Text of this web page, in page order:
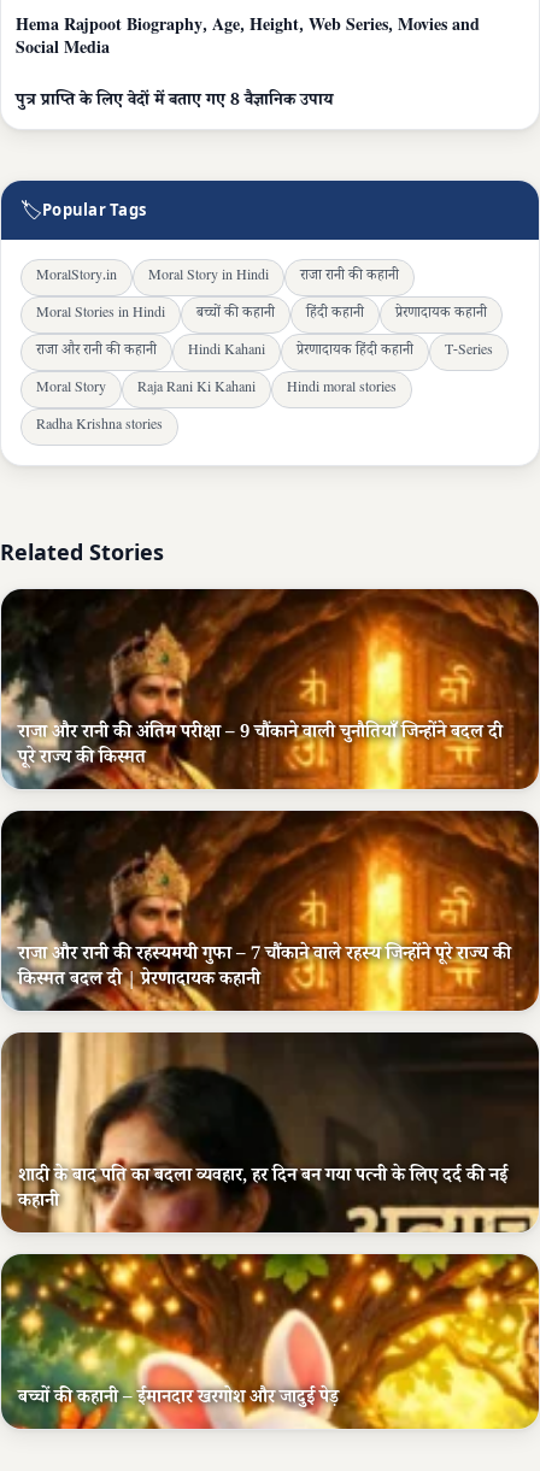
Hema Rajpoot Biography, Age, Height, Web Series, Movies and
Social Media
पुत्र प्राप्ति के लिए वेदों में बताए गए 8 वैज्ञानिक उपाय
🏷Popular Tags
MoralStory.in Moral Story in Hindi
राजा रानी की कहानी
Moral Stories in Hindi
बच्चों की कहानी हिंदी कहानी
प्रेरणादायक कहानी
राजा और रानी की कहानी
Hindi Kahani प्रेरणादायक हिंदी कहानी
T-Series
Moral Story
Raja Rani Ki Kahani
Hindi moral stories
Radha Krishna stories
Related Stories
राजा और रानी की अंतिम परीक्षा – 9 चौंकाने वाली चुनौतियाँ जिन्होंने बदल दी
पूरे राज्य की किस्मत
राजा और रानी की रहस्यमयी गुफा – 7 चौंकाने वाले रहस्य जिन्होंने पूरे राज्य की
किस्मत बदल दी | प्रेरणादायक कहानी
शादी के बाद पति का बदला व्यवहार, हर दिन बन गया पत्नी के लिए दर्द की नई
कहानी
बच्चों की कहानी – ईमानदार खरगोश और जादुई पेड़